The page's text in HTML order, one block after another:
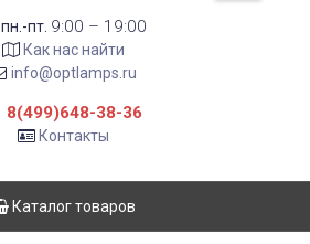
пн.-пт. 9:00 – 19:00
Как нас найти
info@optlamps.ru
8(499)648-38-36
Контакты
Каталог товаров